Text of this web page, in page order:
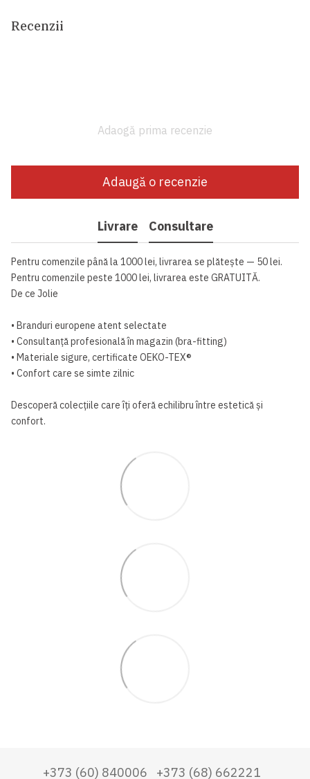
Recenzii
Adaogă prima recenzie
Adaugă o recenzie
Livrare Consultare
Pentru comenzile până la 1000 lei, livrarea se plătește — 50 lei.
Pentru comenzile peste 1000 lei, livrarea este GRATUITĂ.
De ce Jolie
• Branduri europene atent selectate
• Consultanță profesională în magazin (bra-fitting)
• Materiale sigure, certificate OEKO-TEX®
• Confort care se simte zilnic
Descoperă colecțiile care îți oferă echilibru între estetică și
confort.
+373 (60) 840006 +373 (68) 662221